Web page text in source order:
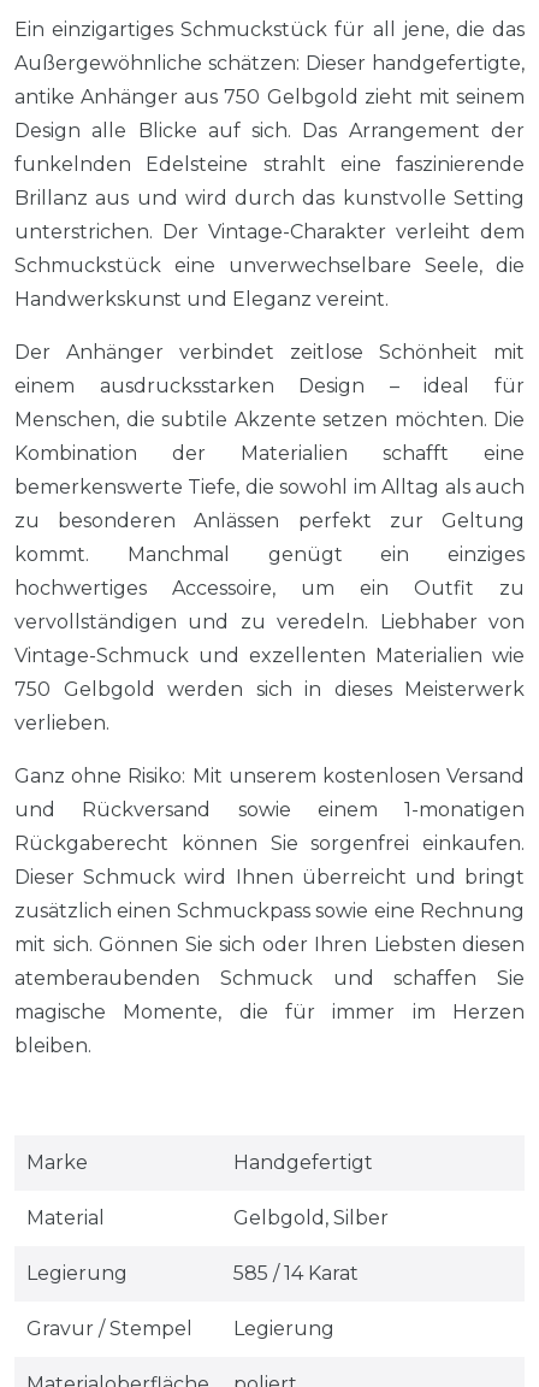
Ein einzigartiges Schmuckstück für all jene, die das
Außergewöhnliche schätzen: Dieser handgefertigte,
antike Anhänger aus 750 Gelbgold zieht mit seinem
Design alle Blicke auf sich. Das Arrangement der
funkelnden Edelsteine strahlt eine faszinierende
Brillanz aus und wird durch das kunstvolle Setting
unterstrichen. Der Vintage-Charakter verleiht dem
Schmuckstück eine unverwechselbare Seele, die
Handwerkskunst und Eleganz vereint.
Der Anhänger verbindet zeitlose Schönheit mit
einem ausdrucksstarken Design – ideal für
Menschen, die subtile Akzente setzen möchten. Die
Kombination der Materialien schafft eine
bemerkenswerte Tiefe, die sowohl im Alltag als auch
zu besonderen Anlässen perfekt zur Geltung
kommt. Manchmal genügt ein einziges
hochwertiges Accessoire, um ein Outfit zu
vervollständigen und zu veredeln. Liebhaber von
Vintage-Schmuck und exzellenten Materialien wie
750 Gelbgold werden sich in dieses Meisterwerk
verlieben.
Ganz ohne Risiko: Mit unserem kostenlosen Versand
und Rückversand sowie einem 1-monatigen
Rückgaberecht können Sie sorgenfrei einkaufen.
Dieser Schmuck wird Ihnen überreicht und bringt
zusätzlich einen Schmuckpass sowie eine Rechnung
mit sich. Gönnen Sie sich oder Ihren Liebsten diesen
atemberaubenden Schmuck und schaffen Sie
magische Momente, die für immer im Herzen
bleiben.
Marke Handgefertigt
Material Gelbgold, Silber
Legierung 585 / 14 Karat
Gravur / Stempel Legierung